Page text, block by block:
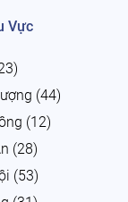
Vực
(44)
(12)
(28)
(53)